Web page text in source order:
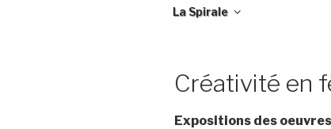
La Spirale
Créativité en
Expositions des